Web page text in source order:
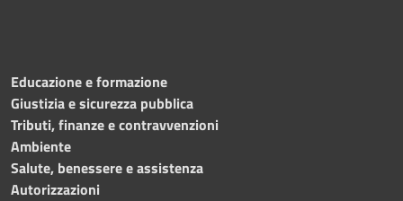
Educazione e formazione
Giustizia e sicurezza pubblica
Tributi, finanze e contravvenzioni
Ambiente
Salute, benessere e assistenza
Autorizzazioni